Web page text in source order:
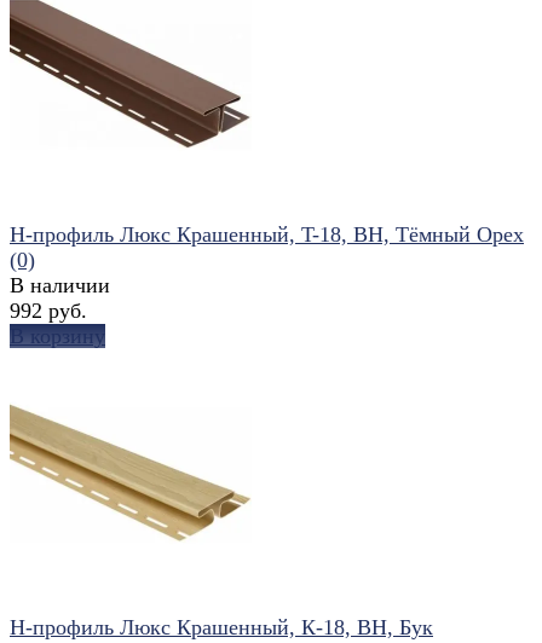
избранное сравнить
избранное сравнить
Н-профиль Люкс Крашенный, T-18, ВН, Тёмный Орех
(0)
В наличии
992 руб.
В корзину
Н-профиль Люкс Крашенный, К-18, ВН, Бук